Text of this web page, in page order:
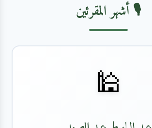
🎙️ أشهر المقرئين
🕌